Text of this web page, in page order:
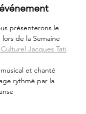
présenterons le
lors de la Semaine
Jacques Tati
et chanté
rythmé par la